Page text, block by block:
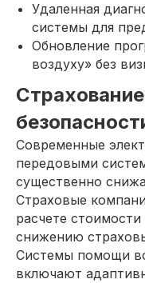
Удаленная
системы для
Обновление
воздуху» без
Современные
передовыми
существенно
Страховые
расчете
снижению
Системы помощи
включают